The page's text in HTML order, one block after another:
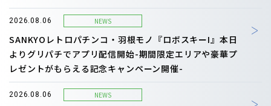
2026.08.06 NEWS
SANKYOレトロパチンコ・羽根モノ『ロボスキーI』本日
よりグリパチでアプリ配信開始-期間限定エリアや豪華プ
レゼントがもらえる記念キャンペーン開催-
2026.08.06 NEWS